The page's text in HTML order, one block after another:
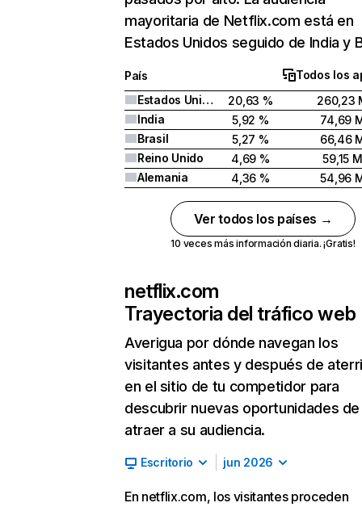
mayoritaria de Netflix.com está en
Estados Unidos seguido de India y
País
Todos los
Estados Unidos
20,63 %
260,23
India
5,92 %
74,69
Brasil
5,27 %
66,46
Reino Unido
4,69 %
59,15 M
Alemania
4,36 % 54,96
Ver todos los países →
10 veces más información diaria. ¡Gratis!
netflix.com
Trayectoria del tráfico web
Averigua por dónde navegan los
visitantes antes y después de
en el sitio de tu competidor para
descubrir nuevas oportunidades de
atraer a su audiencia.
Escritorio jun 2026
En netflix.com, los visitantes proceden